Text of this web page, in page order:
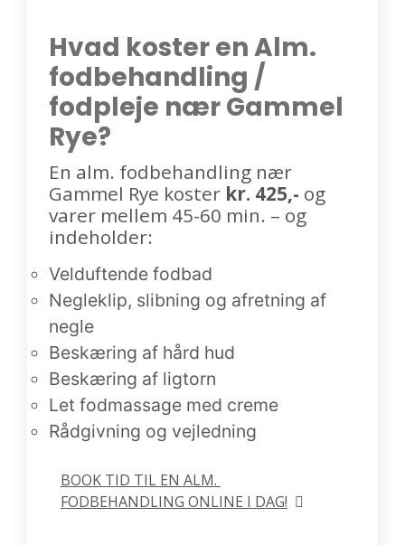
Hvad koster en Alm.
fodbehandling /
fodpleje nær Gammel
Rye?
En alm. fodbehandling nær
Gammel Rye koster kr. 425,- og
varer mellem 45-60 min. – og
indeholder:
Velduftende fodbad
Negleklip, slibning og afretning af
negle
Beskæring af hård hud
Beskæring af ligtorn
Let fodmassage med creme
Rådgivning og vejledning
BOOK TID TIL EN ALM.
FODBEHANDLING ONLINE I DAG!